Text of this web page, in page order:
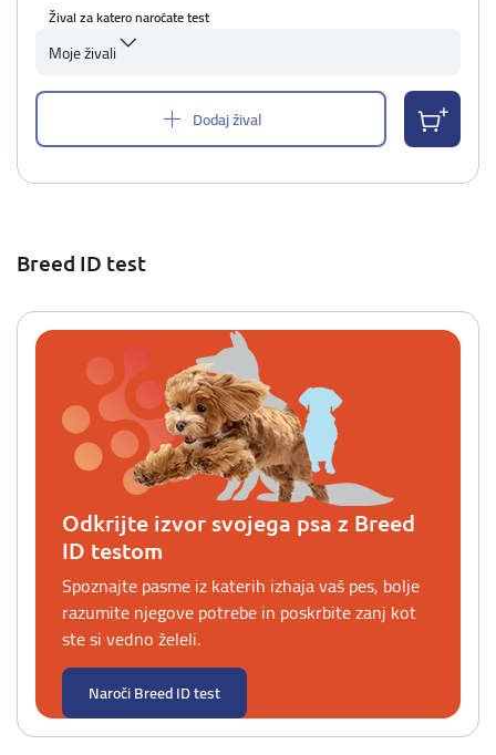
Žival za katero naročate test
Moje živali
Dodaj žival
Breed ID test
Odkrijte izvor svojega psa z Breed
ID testom
Spoznajte pasme iz katerih izhaja vaš pes, bolje
razumite njegove potrebe in poskrbite zanj kot
ste si vedno želeli.
Naroči Breed ID test